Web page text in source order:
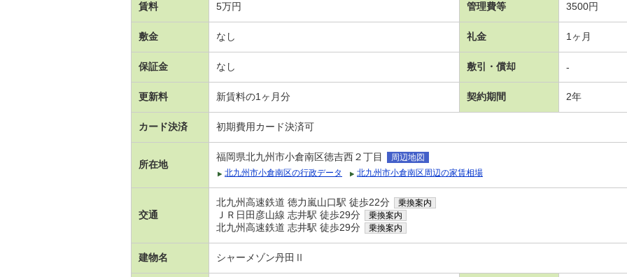
賃料 5万円 管理費等 3500円
敷金 なし 礼金 1ヶ月
保証金 なし 敷引・償却 -
更新料 新賃料の1ヶ月分 契約期間 2年
カード決済 初期費用カード決済可
所在地
福岡県北九州市小倉南区徳吉西２丁目
周辺地図
北九州市小倉南区の行政データ
北九州市小倉南区周辺の家賃相場
交通
北九州高速鉄道 徳力嵐山口駅 徒歩22分 乗換案内
ＪＲ日田彦山線 志井駅 徒歩29分 乗換案内
北九州高速鉄道 志井駅 徒歩29分 乗換案内
建物名 シャーメゾン丹田Ⅱ